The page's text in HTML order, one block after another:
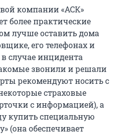
компании «АСК»
более практические
лучше оставить дома
его телефонах и
случае инцидента
звонили и решали
рекомендуют носить с
страховые
с информацией), а
купить специальную
(она обеспечивает